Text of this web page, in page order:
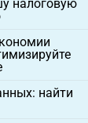
налоговую
найти